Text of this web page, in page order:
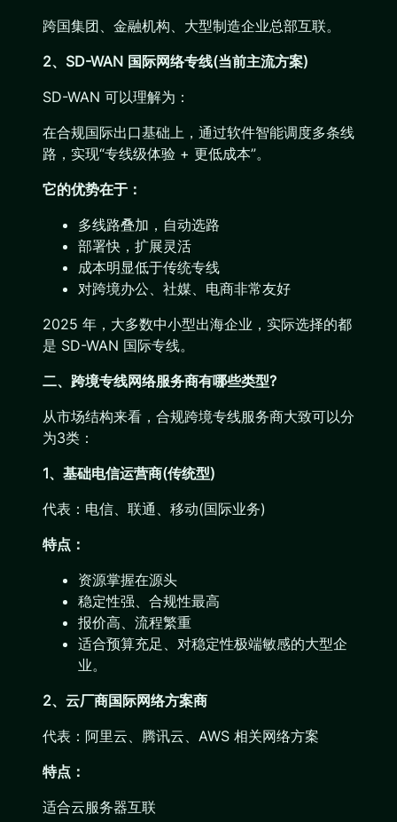
跨国集团、金融机构、大型制造企业总部互联。
2、SD-WAN 国际网络专线(当前主流方案)
SD-WAN 可以理解为：
在合规国际出口基础上，通过软件智能调度多条线
路，实现“专线级体验 + 更低成本”。
它的优势在于：
多线路叠加，自动选路
部署快，扩展灵活
成本明显低于传统专线
对跨境办公、社媒、电商非常友好
2025 年，大多数中小型出海企业，实际选择的都
是 SD-WAN 国际专线。
二、跨境专线网络服务商有哪些类型?
从市场结构来看，合规跨境专线服务商大致可以分
为3类：
1、基础电信运营商(传统型)
代表：电信、联通、移动(国际业务)
特点：
资源掌握在源头
稳定性强、合规性最高
报价高、流程繁重
适合预算充足、对稳定性极端敏感的大型企
业。
2、云厂商国际网络方案商
代表：阿里云、腾讯云、AWS 相关网络方案
特点：
适合云服务器互联